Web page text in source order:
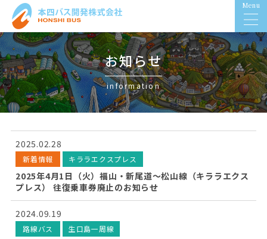
Menu
お知らせ
information
2025.02.28
新着情報 キララエクスプレス
2025年4月1日（火）福山・新尾道～松山線（キララエクス
プレス） 往復乗車券廃止のお知らせ
2024.09.19
路線バス 生口島一周線